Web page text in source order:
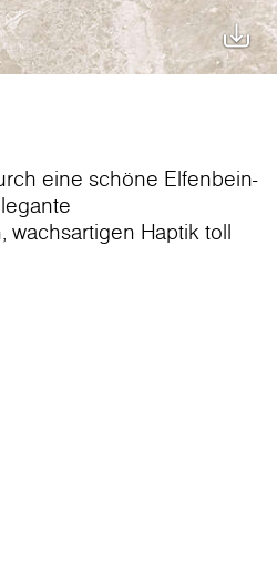
eine schöne Elfenbein-
wachsartigen Haptik toll